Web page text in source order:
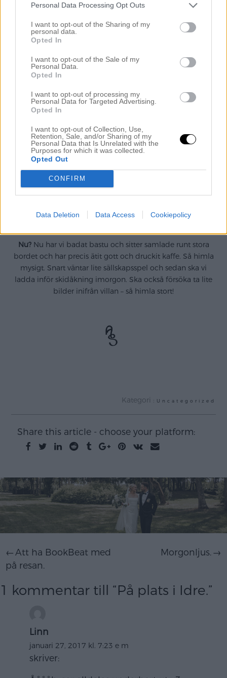
Personal Data Processing Opt Outs
I want to opt-out of the Sharing of my
personal data.
Opted In
I want to opt-out of the Sale of my
Personal Data.
Opted In
I want to opt-out of processing my
Personal Data for Targeted Advertising.
Opted In
I want to opt-out of Collection, Use,
Retention, Sale, and/or Sharing of my
Personal Data that Is Unrelated with the
Purposes for which it was collected.
Opted Out
CONFIRM
Data Deletion Data Access Cookiepolicy
med 23 andra personer och här är det fullt av glada
människor i färgglada underställ, barn som bygger
ögat kan nå. Så himla vackert!
Efter nästan 7 timmar i bil och road-trip-känsla kom vi
fram till villan lagom till lunch. Och enligt torsdags-
tradition blev vi bjudna på ärtsoppa och pannkakor
medan jag försökte lägga så många nya namn på minnet
som möjligt. När vi sedan fått en rundtur i villan tog vi oss
liftkort/spårpass. Sedan promenerade vi en stund i magisk
Nu?Nu har vi badat bastu och sitter samlade runt stora
bordet och har precis ätit gott och druckit kaffe. Så himla
mysigt. Snart väntar lite sällskapsspel och sedan ska vi
ladda inför skidåkning imorgon. Ska också försöka ta lite
bilder inifrån villan – så himla stort!
Kategori : Uncategorized
Share this article - choose your platform:
Inläggsnavigering
Att ha BookBeat med
på resan.
Morgonljus.
1 kommentar till “På plats i Idre.”
Linn
januari 27, 2017 kl. 7:23 e m
skriver: